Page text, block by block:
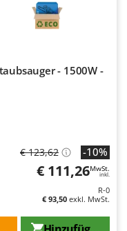
- 1500W -
€ 123,62 -10%
€ 111,26MwSt.
inkl.
R-0
€ 93,50 exkl. MwSt.